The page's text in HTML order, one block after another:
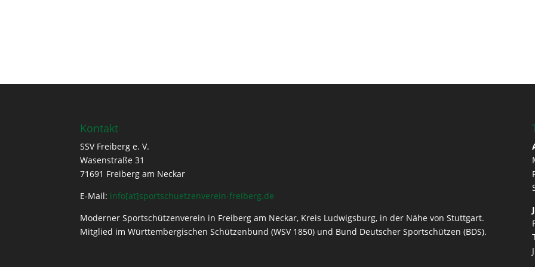
Kontakt
SSV Freiberg e. V.
Wasenstraße 31
71691 Freiberg am Neckar
E-Mail: info[at]sportschuetzenverein-freiberg.de
Moderner Sportschützenverein in Freiberg am Neckar, Kreis Ludwigsburg, in der Nähe von Stuttgart.
Mitglied im Württembergischen Schützenbund (WSV 1850) und Bund Deutscher Sportschützen (BDS).